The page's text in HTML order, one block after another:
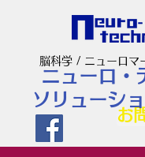
お
ニューロ・
脳科学 / ニューロマ
ソリューシ